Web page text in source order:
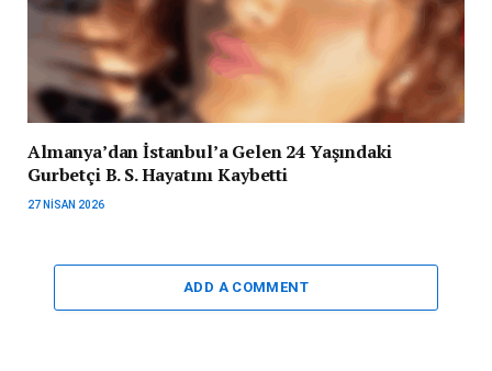
Almanya’dan İstanbul’a Gelen 24 Yaşındaki
Gurbetçi B. S. Hayatını Kaybetti
27 NISAN 2026
ADD A COMMENT